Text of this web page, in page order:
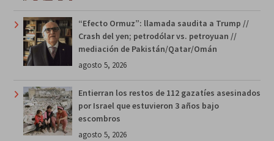
“Efecto Ormuz”: llamada saudita a Trump //
Crash del yen; petrodólar vs. petroyuan //
mediación de Pakistán/Qatar/Omán
agosto 5, 2026
Entierran los restos de 112 gazatíes asesinados
por Israel que estuvieron 3 años bajo
escombros
agosto 5, 2026